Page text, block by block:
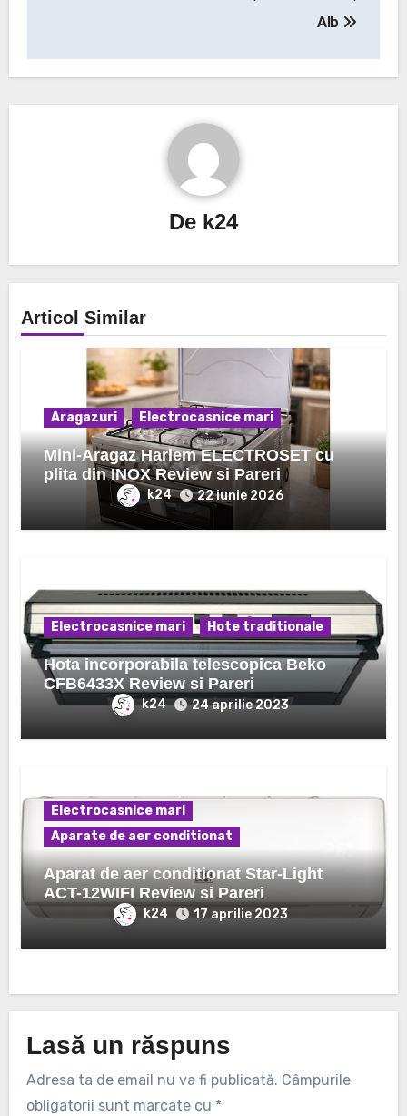
Alb
De k24
Articol Similar
Aragazuri Electrocasnice mari
Mini-Aragaz Harlem ELECTROSET cu
plita din INOX Review si Pareri
k24 22 iunie 2026
Electrocasnice mari Hote traditionale
Hota incorporabila telescopica Beko
CFB6433X Review si Pareri
k24 24 aprilie 2023
Electrocasnice mari
Aparate de aer conditionat
Aparat de aer conditionat Star-Light
ACT-12WIFI Review si Pareri
k24 17 aprilie 2023
Lasă un răspuns
Adresa ta de email nu va fi publicată. Câmpurile
obligatorii sunt marcate cu *